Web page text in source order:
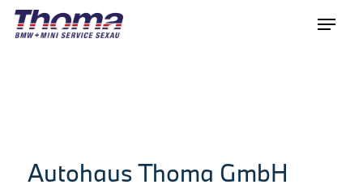
Autohaus Thoma GmbH